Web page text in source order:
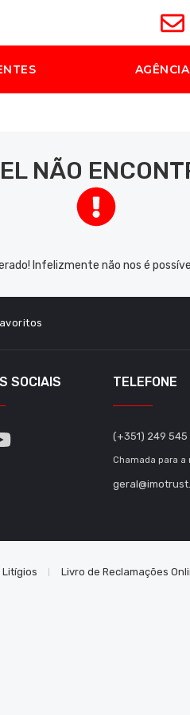
NÃO
Infelizmente não nos é
SOCIAIS TELEFONE
(+351) 249 545
Chamada para a
Livro de Reclamações